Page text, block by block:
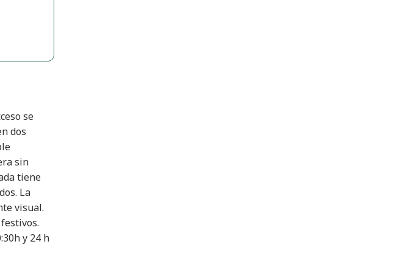
se
dos
sin
tiene
La
visual.
y 24 h